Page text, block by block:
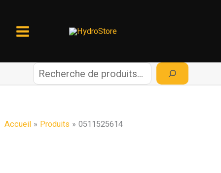
contenu
c
Accueil Produits 0511525614